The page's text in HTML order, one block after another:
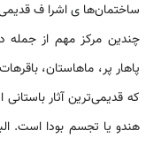
ساختمان‌های اشراف
چندین مرکز مهم از جمله
پاهار پر، ماهاستان،
که قدیمی‌ترین آثار
هندو یا تجسم بودا است.